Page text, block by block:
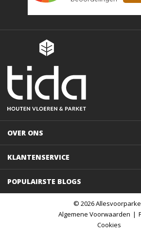
OVER ONS
KLANTENSERVICE
POPULAIRSTE BLOGS
© 2026
Algemene Voorwaarden
Cookies